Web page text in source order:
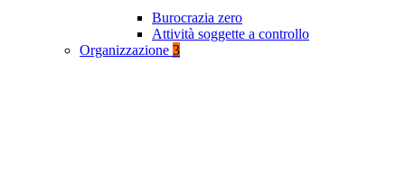
Burocrazia zero
Attività soggette a controllo
Organizzazione 3